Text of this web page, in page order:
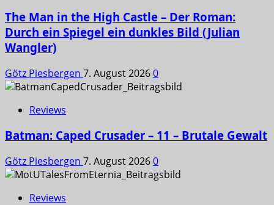
The Man in the High Castle – Der Roman:
Durch ein Spiegel ein dunkles Bild (Julian
Wangler)
Götz Piesbergen 7. August 20260
Reviews
Batman: Caped Crusader – 11 – Brutale Gewalt
Götz Piesbergen 7. August 20260
Reviews